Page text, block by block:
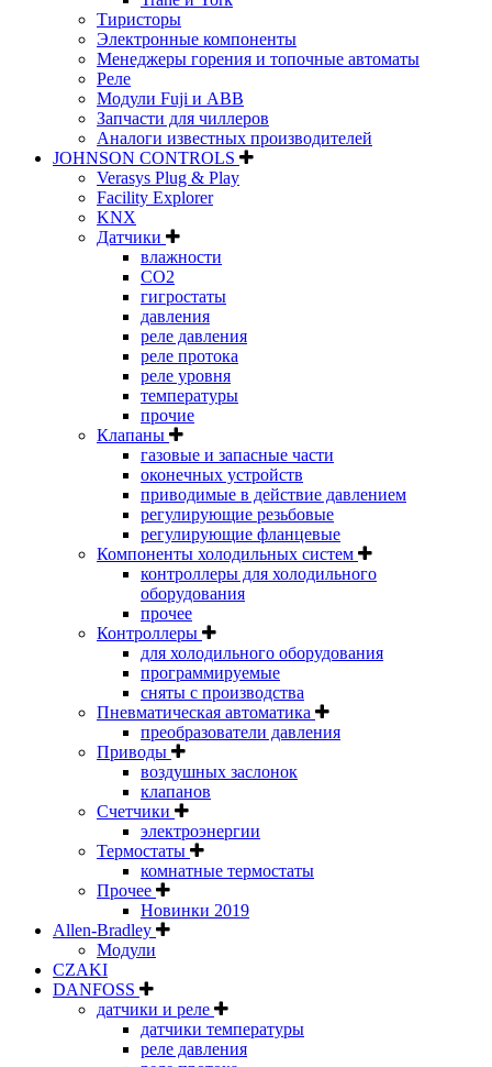
Тиристоры
Электронные компоненты
Менеджеры горения и топочные автоматы
Реле
Модули Fuji и ABB
Запчасти для чиллеров
Аналоги известных производителей
JOHNSON CONTROLS
Verasys Plug & Play
Facility Explorer
KNX
Датчики
влажности
CO2
гигростаты
давления
реле давления
реле протока
реле уровня
температуры
прочие
Клапаны
газовые и запасные части
оконечных устройств
приводимые в действие давлением
регулирующие резьбовые
регулирующие фланцевые
Компоненты холодильных систем
контроллеры для холодильного
оборудования
прочее
Контроллеры
для холодильного оборудования
программируемые
сняты с производства
Пневматическая автоматика
преобразователи давления
Приводы
воздушных заслонок
клапанов
Счетчики
электроэнергии
Термостаты
комнатные термостаты
Прочее
Новинки 2019
Allen-Bradley
Модули
CZAKI
DANFOSS
датчики и реле
датчики температуры
реле давления